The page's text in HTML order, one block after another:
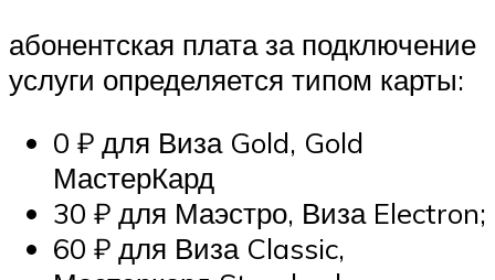
абонентская плата за подключение
услуги определяется типом карты:
0 ₽ для Виза Gold, Gold
МастерКард
30 ₽ для Маэстро, Виза Electron;
60 ₽ для Виза Classic,